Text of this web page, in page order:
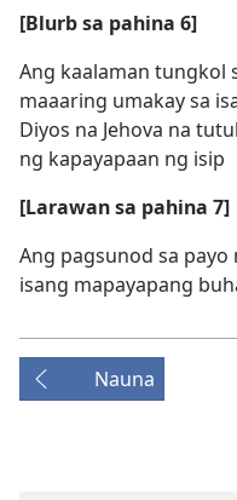
[Blurb sa pahina 6]
Ang kaalaman tungkol
maaaring umakay sa
Diyos na Jehova na
ng kapayapaan ng isip
[Larawan sa pahina 7]
Ang pagsunod sa
isang mapayapang
Nauna